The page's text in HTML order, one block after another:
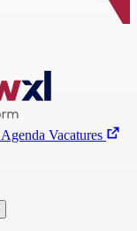
Agenda Vacatures